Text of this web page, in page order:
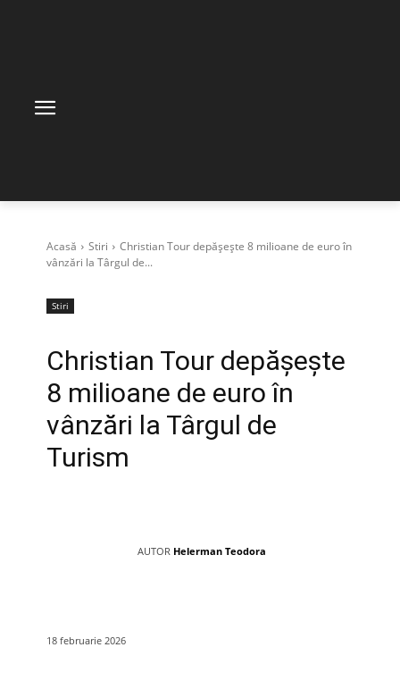
Acasă Stiri
Christian Tour depășește 8 milioane de euro în
vânzări la Târgul de...
Stiri
Christian Tour depășește
8 milioane de euro în
vânzări la Târgul de
Turism
AUTOR Helerman Teodora
18 februarie 2026